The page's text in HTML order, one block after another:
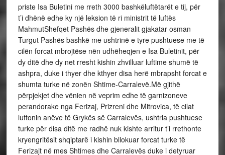
priste Isa Buletini me rreth 3000 bashkëluftëtarët e tij, për
t’i dhënë edhe ky një leksion të ri ministrit të luftës
MahmutShefqet Pashës dhe gjeneralit gjakatar osman
Turgut Pashës bashkë me ushtrinë e tyre pushtuese me të
cilën forcat mbrojtëse nën udhëheqjen e Isa Buletinit, për
dy ditë dhe dy net rresht kishin zhvilluar luftime shumë të
ashpra, duke i thyer dhe kthyer disa herë mbrapsht forcat e
shumta turke në zonën Shtime-Carralevë.Më gjithë
përpjekjet dhe vënien në veprim edhe të garnizoneve
perandorake nga Ferizaj, Prizreni dhe Mitrovica, të cilat
luftonin anëve të Grykës së Carralevës, ushtria pushtuese
turke për disa ditë me radhë nuk kishte arritur t’i rrethonte
kryengritësit shqiptarë i kishin bllokuar forcat turke të
Ferizajt në mes Shtimes dhe Carralevës duke i detyruar